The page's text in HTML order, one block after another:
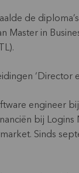
de
Master in
‘Director
engineer
bij
Sinds